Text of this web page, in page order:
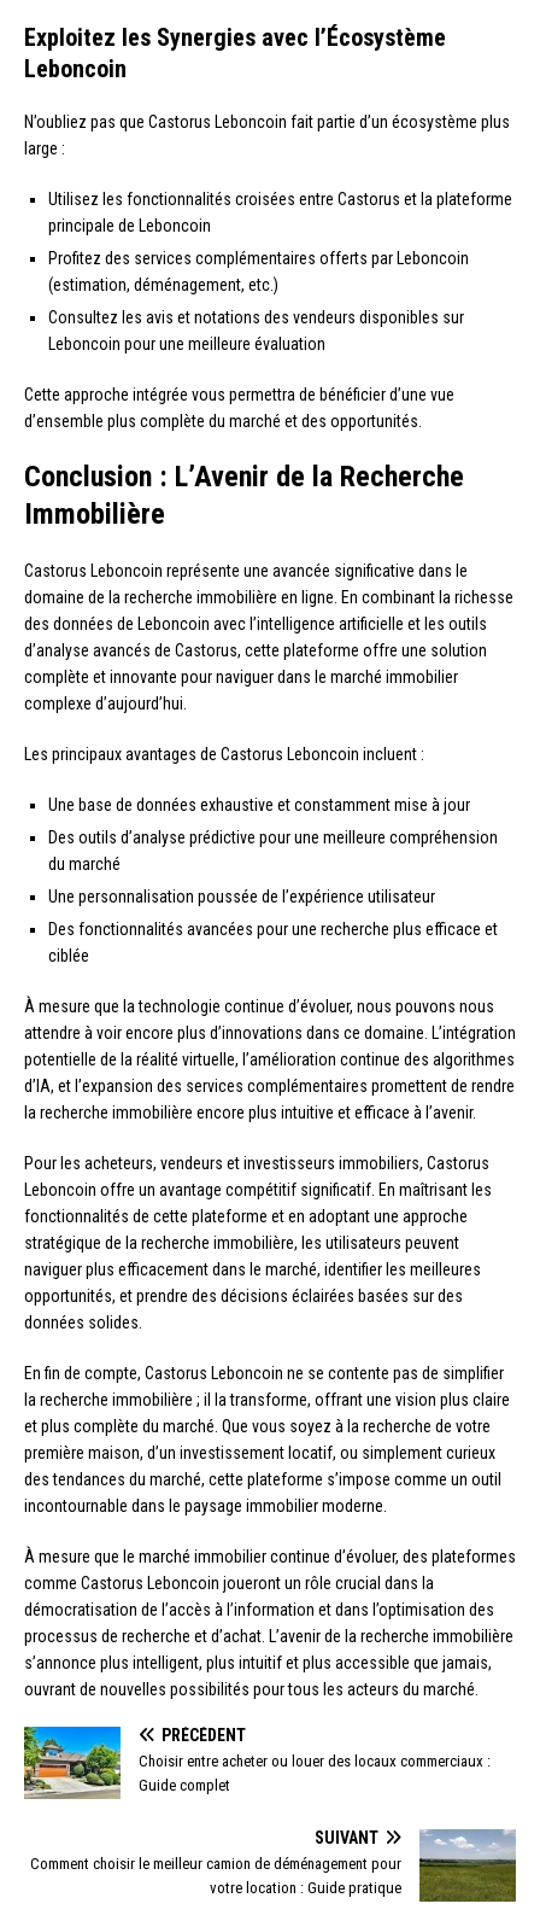
Exploitez les Synergies avec l’Écosystème
Leboncoin
N’oubliez pas que Castorus Leboncoin fait partie d’un écosystème plus
large :
Utilisez les fonctionnalités croisées entre Castorus et la plateforme
principale de Leboncoin
Profitez des services complémentaires offerts par Leboncoin
(estimation, déménagement, etc.)
Consultez les avis et notations des vendeurs disponibles sur
Leboncoin pour une meilleure évaluation
Cette approche intégrée vous permettra de bénéficier d’une vue
d’ensemble plus complète du marché et des opportunités.
Conclusion : L’Avenir de la Recherche
Immobilière
Castorus Leboncoin représente une avancée significative dans le
domaine de la recherche immobilière en ligne. En combinant la richesse
des données de Leboncoin avec l’intelligence artificielle et les outils
d’analyse avancés de Castorus, cette plateforme offre une solution
complète et innovante pour naviguer dans le marché immobilier
complexe d’aujourd’hui.
Les principaux avantages de Castorus Leboncoin incluent :
Une base de données exhaustive et constamment mise à jour
Des outils d’analyse prédictive pour une meilleure compréhension
du marché
Une personnalisation poussée de l’expérience utilisateur
Des fonctionnalités avancées pour une recherche plus efficace et
ciblée
À mesure que la technologie continue d’évoluer, nous pouvons nous
attendre à voir encore plus d’innovations dans ce domaine. L’intégration
potentielle de la réalité virtuelle, l’amélioration continue des algorithmes
d’IA, et l’expansion des services complémentaires promettent de rendre
la recherche immobilière encore plus intuitive et efficace à l’avenir.
Pour les acheteurs, vendeurs et investisseurs immobiliers, Castorus
Leboncoin offre un avantage compétitif significatif. En maîtrisant les
fonctionnalités de cette plateforme et en adoptant une approche
stratégique de la recherche immobilière, les utilisateurs peuvent
naviguer plus efficacement dans le marché, identifier les meilleures
opportunités, et prendre des décisions éclairées basées sur des
données solides.
En fin de compte, Castorus Leboncoin ne se contente pas de simplifier
la recherche immobilière ; il la transforme, offrant une vision plus claire
et plus complète du marché. Que vous soyez à la recherche de votre
première maison, d’un investissement locatif, ou simplement curieux
des tendances du marché, cette plateforme s’impose comme un outil
incontournable dans le paysage immobilier moderne.
À mesure que le marché immobilier continue d’évoluer, des plateformes
comme Castorus Leboncoin joueront un rôle crucial dans la
démocratisation de l’accès à l’information et dans l’optimisation des
processus de recherche et d’achat. L’avenir de la recherche immobilière
s’annonce plus intelligent, plus intuitif et plus accessible que jamais,
ouvrant de nouvelles possibilités pour tous les acteurs du marché.
PRÉCÉDENT
Choisir entre acheter ou louer des locaux commerciaux :
Guide complet
SUIVANT
Comment choisir le meilleur camion de déménagement pour
votre location : Guide pratique